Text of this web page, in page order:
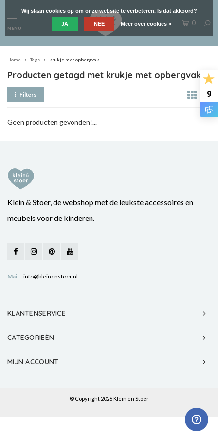
9
MENU
0
Home Tags krukje met opbergvak
Producten getagd met krukje met opbergvak
Filters
Geen producten gevonden!...
Klein & Stoer, de webshop met de leukste accessoires en
meubels voor de kinderen.
Mail info@kleinenstoer.nl
KLANTENSERVICE
CATEGORIEËN
MIJN ACCOUNT
© Copyright 2026 Klein en Stoer
Wij slaan cookies op om onze website te verbeteren. Is dat akkoord?
JA NEE Meer over cookies »